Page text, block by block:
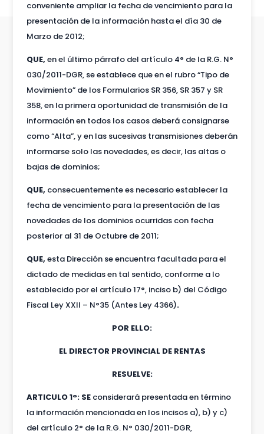
conveniente ampliar la fecha de vencimiento para la
presentación de la información hasta el día 30 de
Marzo de 2012;
QUE, en el último párrafo del artículo 4° de la R.G. N°
030/2011-DGR, se establece que en el rubro “Tipo de
Movimiento” de los Formularios SR 356, SR 357 y SR
358, en la primera oportunidad de transmisión de la
información en todos los casos deberá consignarse
como “Alta”, y en las sucesivas transmisiones deberán
informarse solo las novedades, es decir, las altas o
bajas de dominios;
QUE, consecuentemente es necesario establecer la
fecha de vencimiento para la presentación de las
novedades de los dominios ocurridas con fecha
posterior al 31 de Octubre de 2011;
QUE, esta Dirección se encuentra facultada para el
dictado de medidas en tal sentido, conforme a lo
establecido por el artículo 17°, inciso b) del Código
Fiscal Ley XXII – N°35 (Antes Ley 4366).
POR ELLO:
EL DIRECTOR PROVINCIAL DE RENTAS
RESUELVE:
ARTICULO 1°: SEconsiderará presentada en término
la información mencionada en los incisos a), b) y c)
del artículo 2° de la R.G. N° 030/2011-DGR,